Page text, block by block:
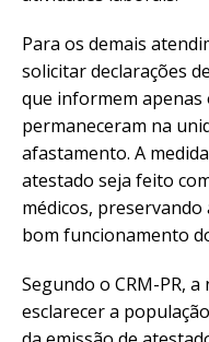
Para os demais
solicitar declarações
que informem apenas
permaneceram na
afastamento. A
atestado seja feito
médicos,
bom funcionamento
Segundo o CRM-PR,
esclarecer a